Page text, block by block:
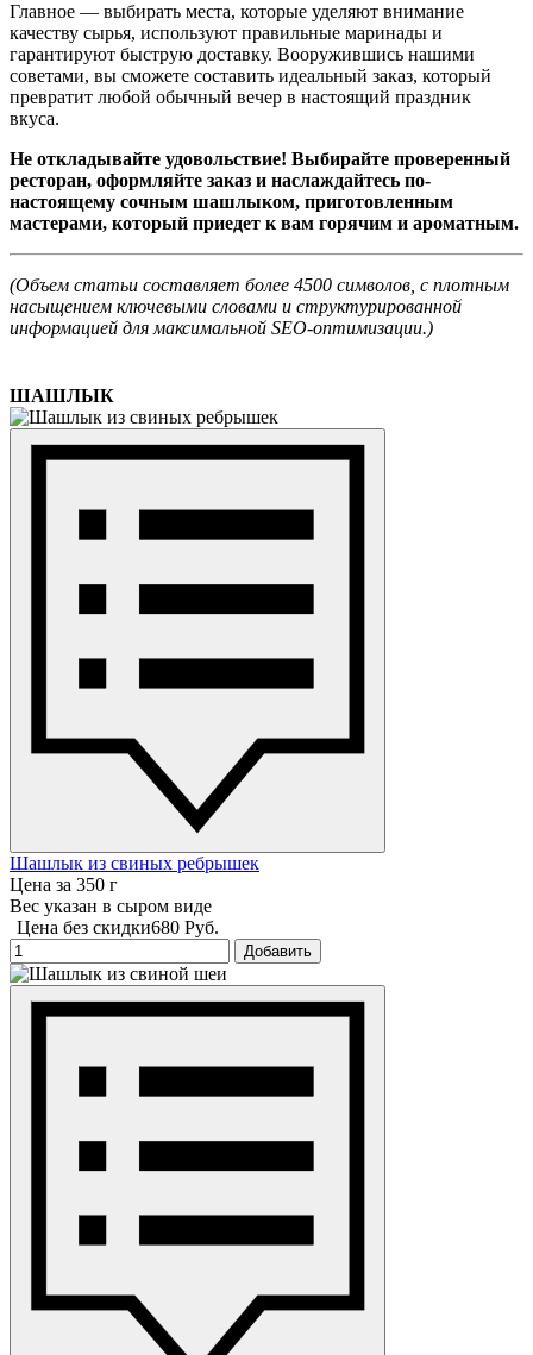
Главное — выбирать места, которые уделяют внимание
качеству сырья, используют правильные маринады и
гарантируют быструю доставку. Вооружившись нашими
советами, вы сможете составить идеальный заказ, который
превратит любой обычный вечер в настоящий праздник
вкуса.
Не откладывайте удовольствие! Выбирайте проверенный
ресторан, оформляйте заказ и наслаждайтесь по-
настоящему сочным шашлыком, приготовленным
мастерами, который приедет к вам горячим и ароматным.
(Объем статьи составляет более 4500 символов, с плотным
насыщением ключевыми словами и структурированной
информацией для максимальной SEO-оптимизации.)
ШАШЛЫК
Шашлык из свиных ребрышек
Цена за 350 г
Вес указан в сыром виде
Цена без скидки680 Руб.
Добавить